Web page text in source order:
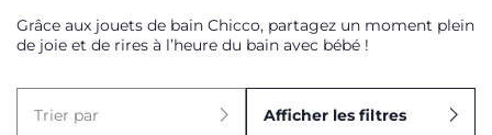
Grâce aux jouets de bain Chicco, partagez un moment plein
de joie et de rires à l’heure du bain avec bébé !
Trier par Afficher les filtres